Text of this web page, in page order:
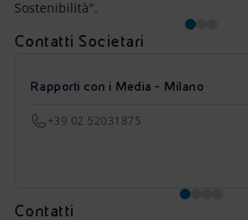
Sostenibilità".
Contatti Societari
Rapporti con i Media - Milano
+39 02 52031875
Contatti